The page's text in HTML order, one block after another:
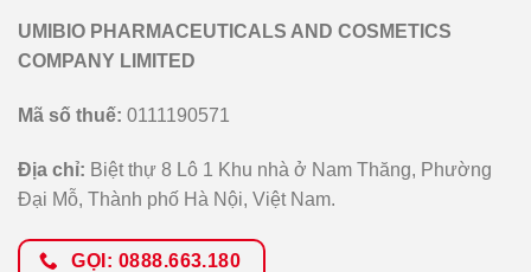
UMIBIO PHARMACEUTICALS AND COSMETICS
COMPANY LIMITED
Mã số thuế: 0111190571
Địa chỉ: Biệt thự 8 Lô 1 Khu nhà ở Nam Thăng, Phường
Đại Mỗ, Thành phố Hà Nội, Việt Nam.
GỌI: 0888.663.180